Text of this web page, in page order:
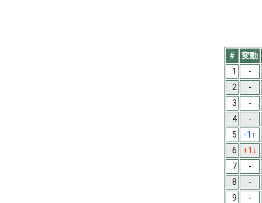
# 変動
1
-
2
-
3
-
4
-
5
-1 ↑
6
+1 ↓
7
-
8
-
9
-